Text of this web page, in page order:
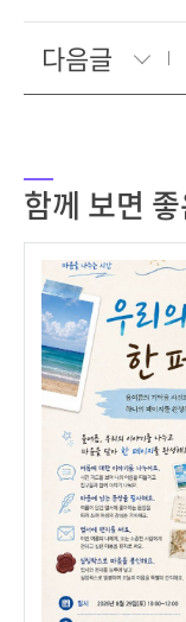
다음글
함께 보면